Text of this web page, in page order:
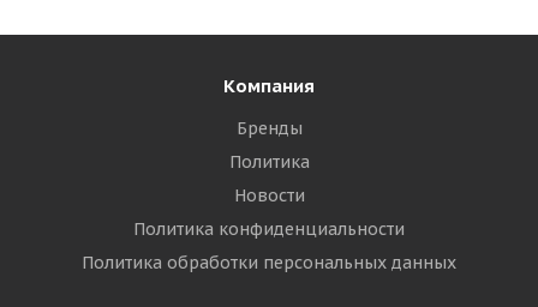
Компания
Бренды
Политика
Новости
Политика конфиденциальности
Политика обработки персональных данных